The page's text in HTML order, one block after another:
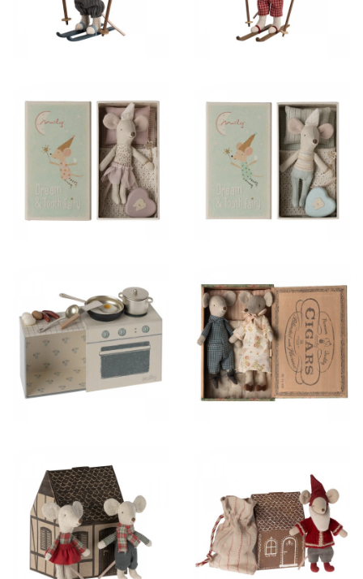
32,50 € 32,50 €
28,00 € 62,50 €
35,00 € 42,50 €